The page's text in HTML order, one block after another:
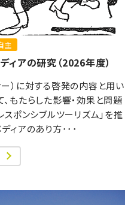
主
ィアの研究（2026年度）
）に対する啓発の内容と用い
もたらした影響・効果と問題
スポンシブルツーリズム」を推
ィアのあり方･･･